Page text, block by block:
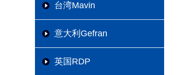
台湾Mavin
意大利Gefran
英国RDP